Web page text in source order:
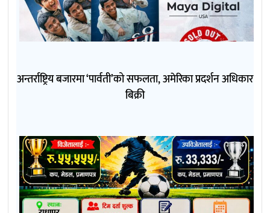
अन्तर्राष्ट्रिय बजारमा ‘पार्वती’को सफलता, अमेरिका प्रदर्शन अधिकार
बिक्री